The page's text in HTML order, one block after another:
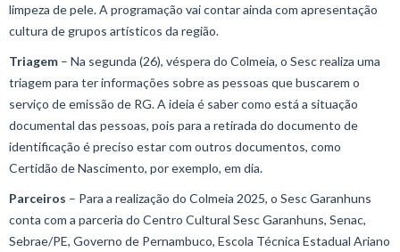
limpeza de pele. A programação vai contar ainda com apresentação
cultura de grupos artísticos da região.
Triagem – Na segunda (26), véspera do Colmeia, o Sesc realiza uma
triagem para ter informações sobre as pessoas que buscarem o
serviço de emissão de RG. A ideia é saber como está a situação
documental das pessoas, pois para a retirada do documento de
identificação é preciso estar com outros documentos, como
Certidão de Nascimento, por exemplo, em dia.
Parceiros – Para a realização do Colmeia 2025, o Sesc Garanhuns
conta com a parceria do Centro Cultural Sesc Garanhuns, Senac,
Sebrae/PE, Governo de Pernambuco, Escola Técnica Estadual Ariano